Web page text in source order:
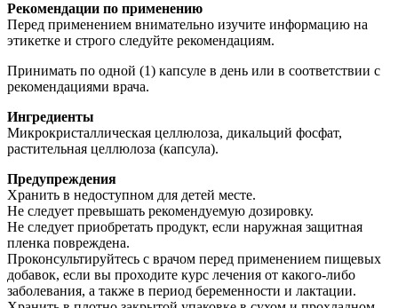
Рекомендации по применению
Перед применением внимательно изучите информацию на
этикетке и строго следуйте рекомендациям.
Принимать по одной (1) капсуле в день или в соответствии с
рекомендациями врача.
Ингредиенты
Микрокристаллическая целлюлоза, дикальций фосфат,
растительная целлюлоза (капсула).
Предупреждения
Хранить в недоступном для детей месте.
Не следует превышать рекомендуемую дозировку.
Не следует приобретать продукт, если наружная защитная
пленка повреждена.
Проконсультируйтесь с врачом перед применением пищевых
добавок, если вы проходите курс лечения от какого-либо
заболевания, а также в период беременности и лактации.